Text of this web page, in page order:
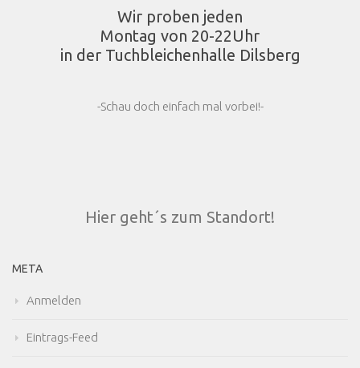
Wir proben jeden
Montag von 20-22Uhr
in der Tuchbleichenhalle Dilsberg
-Schau doch einfach mal vorbei!-
Hier geht´s zum Standort!
META
Anmelden
Eintrags-Feed